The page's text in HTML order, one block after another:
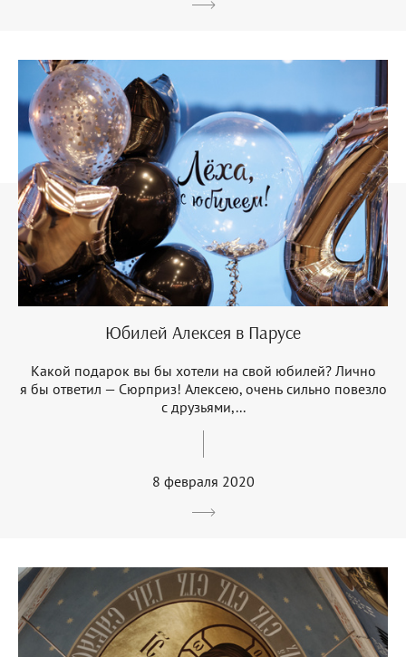
Юбилей Алексея в Парусе
Какой подарок вы бы хотели на свой юбилей? Лично
я бы ответил — Сюрприз! Алексею, очень сильно повезло
с друзьями,...
8 февраля 2020